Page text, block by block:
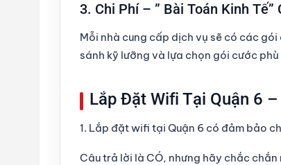
3. Chi Phí – ” Bài Toán Kinh
Mỗi nhà cung cấp dịch vụ sẽ có các gói
sánh kỹ lưỡng và lựa chọn gói cước
Lắp Đặt Wifi Tại Quận 6
1. Lắp đặt wifi tại Quận 6 có đảm bảo
Câu trả lời là CÓ, nhưng hãy chắc